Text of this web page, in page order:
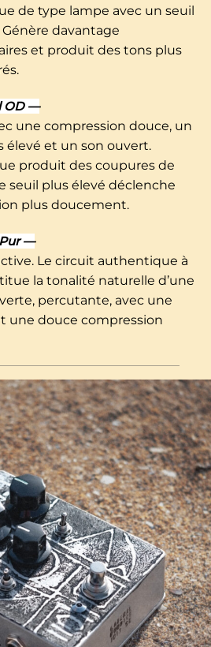
de type lampe avec un seuil
Génère davantage
et produit des tons plus
OD —
une compression douce, un
élevé et un son ouvert.
produit des coupures de
seuil plus élevé déclenche
plus doucement.
—
Le circuit authentique à
la tonalité naturelle d’une
percutante, avec une
une douce compression